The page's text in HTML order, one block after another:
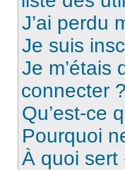
J’ai perdu
Je suis
Je m’étais
connecter
Qu’est-ce
Pourquoi
À quoi sert